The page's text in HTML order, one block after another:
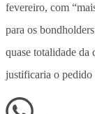
fevereiro, com
para os
quase totalidade
justificaria o